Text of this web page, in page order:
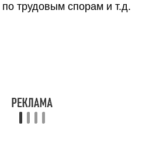
трудовым спорам и т.д.